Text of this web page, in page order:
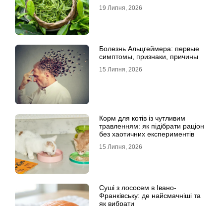
19 Липня, 2026
Болезнь Альцгеймера: первые
симптомы, признаки, причины
15 Липня, 2026
Корм для котів із чутливим
травленням: як підібрати раціон
без хаотичних експериментів
15 Липня, 2026
Суші з лососем в Івано-
Франківську: де найсмачніші та
як вибрати